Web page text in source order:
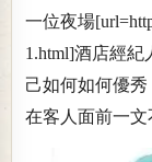
一位夜場
1.html]酒店經
己如何如何優
在客人面前一文